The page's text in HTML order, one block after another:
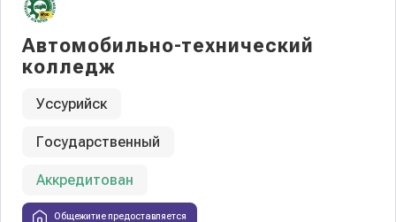
Автомобильно-технический
колледж
Уссурийск
Государственный
Аккредитован
Общежитие предоставляется